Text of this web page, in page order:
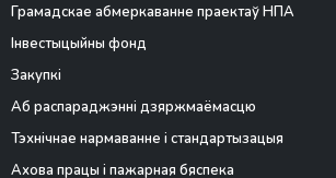
Грамадскае абмеркаванне праектаў НПА
Інвестыцыйны фонд
Закупкі
Аб распараджэнні дзяржмаёмасцю
Тэхнічнае нармаванне і стандартызацыя
Ахова працы і пажарная бяспека